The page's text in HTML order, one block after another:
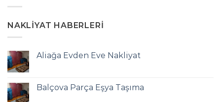
NAKLIYAT HABERLERI
Aliağa Evden Eve Nakliyat
Balçova Parça Eşya Taşıma